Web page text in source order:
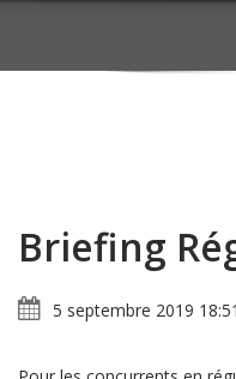
Briefing
5 septembre 2019 18:51